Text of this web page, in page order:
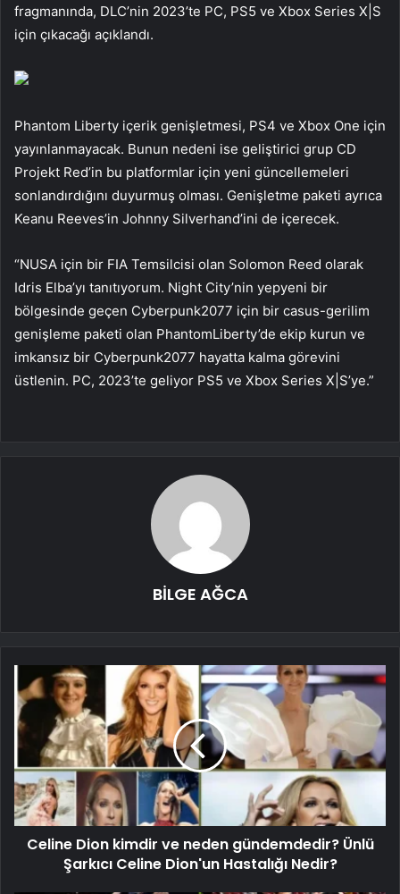
fragmanında, DLC’nin 2023’te PC, PS5 ve Xbox Series X|S
için çıkacağı açıklandı.
Phantom Liberty içerik genişletmesi, PS4 ve Xbox One için
yayınlanmayacak. Bunun nedeni ise geliştirici grup CD
Projekt Red’in bu platformlar için yeni güncellemeleri
sonlandırdığını duyurmuş olması. Genişletme paketi ayrıca
Keanu Reeves’in Johnny Silverhand’ini de içerecek.
“NUSA için bir FIA Temsilcisi olan Solomon Reed olarak
Idris Elba’yı tanıtıyorum. Night City’nin yepyeni bir
bölgesinde geçen Cyberpunk2077 için bir casus-gerilim
genişleme paketi olan PhantomLiberty’de ekip kurun ve
imkansız bir Cyberpunk2077 hayatta kalma görevini
üstlenin. PC, 2023’te geliyor PS5 ve Xbox Series X|S’ye.”
BİLGE AĞCA
Celine Dion kimdir ve neden gündemdedir? Ünlü
Şarkıcı Celine Dion'un Hastalığı Nedir?